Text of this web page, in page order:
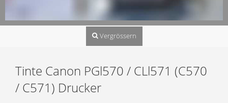
Vergrössern
Tinte Canon PGl570 / CLl571 (C570
/ C571) Drucker